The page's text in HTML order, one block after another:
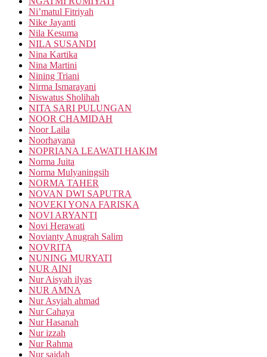
Ni’matul Fitriyah
Nike Jayanti
Nila Kesuma
NILA SUSANDI
Nina Kartika
Nina Martini
Nining Triani
Nirma Ismarayani
Niswatus Sholihah
NITA SARI PULUNGAN
NOOR CHAMIDAH
Noor Laila
Noorhayana
NOPRIANA LEAWATI HAKIM
Norma Juita
Norma Mulyaningsih
NORMA TAHER
NOVAN DWI SAPUTRA
NOVEKI YONA FARISKA
NOVI ARYANTI
Novi Herawati
Novianty Anugrah Salim
NOVRITA
NUNING MURYATI
NUR AINI
Nur Aisyah ilyas
NUR AMNA
Nur Asyiah ahmad
Nur Cahaya
Nur Hasanah
Nur izzah
Nur Rahma
Nur saidah